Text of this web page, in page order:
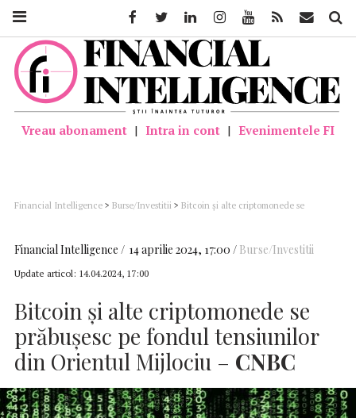
Vreau abonament | Intra in cont | Evenimentele FI
Financial Intelligence > Burse/Investitii > Bitcoin și alte criptomonede se
Financial Intelligence 14 aprilie 2024, 17:00 Burse/Investitii
Update articol: 14.04.2024, 17:00
Bitcoin și alte criptomonede se
prăbușesc pe fondul tensiunilor
din Orientul Mijlociu – CNBC
FacebookTwitter LinkedinInstagramYoutube Feed Mail